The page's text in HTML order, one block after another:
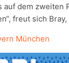
auf dem zweiten
freut sich
München